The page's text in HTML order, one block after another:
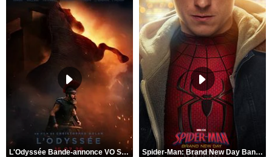
L'Odyssée Bande-annonce VO STFR Spider-Man: Brand New Day Bande-annonce VO STFR